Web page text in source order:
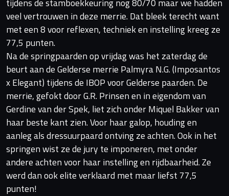
tijdens de stamboekkeuring nog 80/70 maar we hadden
veel vertrouwen in deze merrie. Dat bleek terecht want
met een 8 voor reflexen, techniek en instelling kreeg ze
77,5 punten.
Na de springpaarden op vrijdag was het zaterdag de
beurt aan de Gelderse merrie Palmyra N.G. (Imposantos
x Elegant) tijdens de IBOP voor Gelderse paarden. De
merrie, gefokt door G.R. Prinsen en in eigendom van
Gerdine van der Spek, liet zich onder Miquel Bakker van
haar beste kant zien. Voor haar galop, houding en
aanleg als dressuurpaard ontving ze achten. Ook in het
springen wist ze de jury te imponeren, met onder
andere achten voor haar instelling en rijdbaarheid. Ze
werd dan ook elite verklaard met maar liefst 77,5
punten!